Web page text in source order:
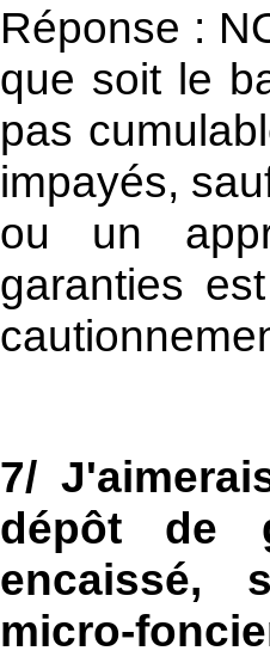
Réponse :
que soit le
pas
impayés,
ou un
garanties
7/
dépôt de
encaissé,
micro-